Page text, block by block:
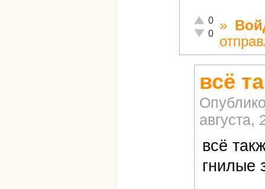
Отлично!
0
Неадекватно!
0
»
всё
августа,
всё
гнилые